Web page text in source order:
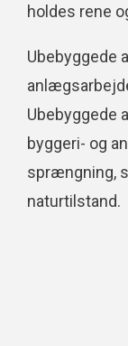
holdes rene
Ubebyggede
Ubebyggede
byggeri- og
sprængning,
naturtilstand.